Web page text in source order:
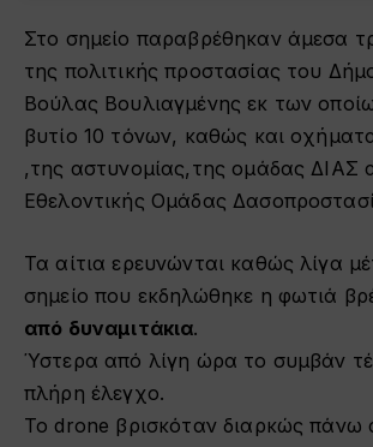
Στο σημείο παραβρέθηκαν άμεσα
της πολιτικής προστασίας του
Βούλας Βουλιαγμένης εκ των
βυτίο 10 τόνων, καθώς και
,της αστυνομίας,της ομάδας ΔΙΑΣ
Εθελοντικής Ομάδας
Τα αίτια ερευνώνται καθώς λίγα
σημείο που εκδηλώθηκε η φωτιά
από δυναμιτάκια.
Ύστερα από λίγη ώρα το συμβάν
πλήρη έλεγχο.
Το drone βρισκόταν διαρκώς πάνω